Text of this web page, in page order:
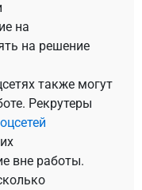
на
на решение
также могут
Рекрутеры
вне работы.